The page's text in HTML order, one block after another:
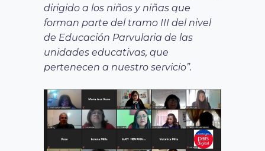
dirigido a los niños y niñas que
forman parte del tramo III del nivel
de Educación Parvularia de las
unidades educativas, que
pertenecen a nuestro servicio”.